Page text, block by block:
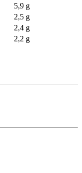
5,9 g
2,5 g
2,4 g
2,2 g